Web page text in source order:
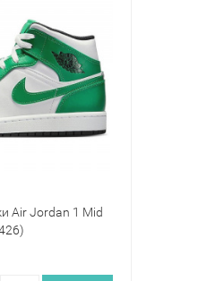
Air Jordan 1 Mid